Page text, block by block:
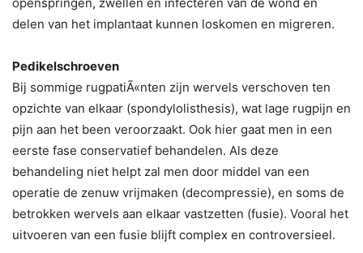
delen van het implantaat kunnen loskomen en migreren.
Pedikelschroeven
Bij sommige rugpatiÃ«nten zijn wervels verschoven ten
opzichte van elkaar (spondylolisthesis), wat lage rugpijn en
pijn aan het been veroorzaakt. Ook hier gaat men in een
eerste fase conservatief behandelen. Als deze
behandeling niet helpt zal men door middel van een
operatie de zenuw vrijmaken (decompressie), en soms de
betrokken wervels aan elkaar vastzetten (fusie). Vooral het
uitvoeren van een fusie blijft complex en controversieel.